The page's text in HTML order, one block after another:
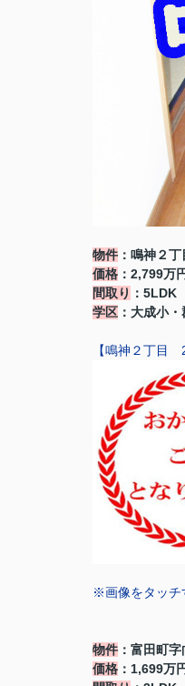
物件 ：鳴神２丁
価格 ：2,799万
間取り ：5LDK
学区 ：大成小
【鳴神２丁目
※画像をタッチ
物件 ：富田町字
価格 ：1,699万